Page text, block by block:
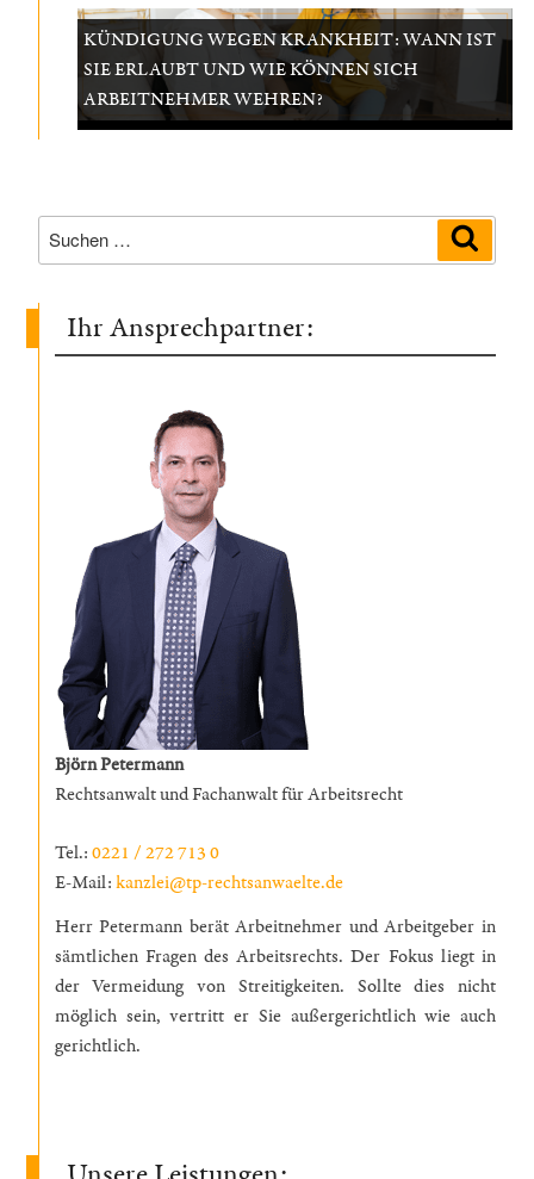
KÜNDIGUNG WEGEN KRANKHEIT: WANN IST
SIE ERLAUBT UND WIE KÖNNEN SICH
ARBEITNEHMER WEHREN?
Suchen
nach:
Ihr Ansprechpartner:
Björn Petermann
Rechtsanwalt und Fachanwalt für Arbeitsrecht
Tel.:0221 / 272 713 0
E-Mail:kanzlei@tp-rechtsanwaelte.de
Herr Petermann berät Arbeitnehmer und Arbeitgeber in
sämtlichen Fragen des Arbeitsrechts. Der Fokus liegt in
der Vermeidung von Streitigkeiten. Sollte dies nicht
möglich sein, vertritt er Sie außergerichtlich wie auch
gerichtlich.